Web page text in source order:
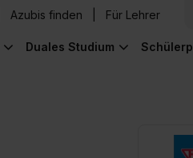
Azubis finden Für Lehrer
Duales Studium